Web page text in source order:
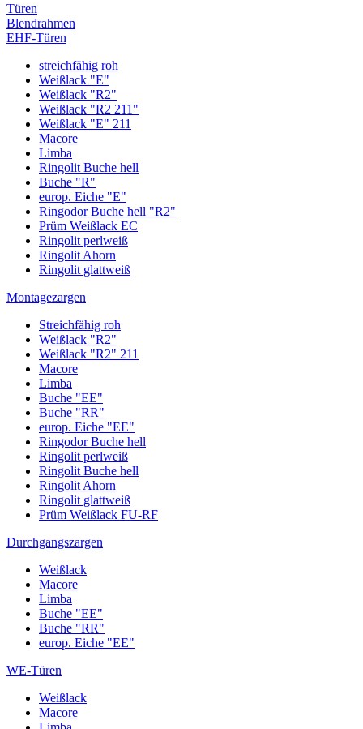
Türen
Blendrahmen
EHF-Türen
streichfähig roh
Weißlack "E"
Weißlack "R2"
Weißlack "R2 211"
Weißlack "E" 211
Macore
Limba
Ringolit Buche hell
Buche "R"
europ. Eiche "E"
Ringodor Buche hell "R2"
Prüm Weißlack EC
Ringolit perlweiß
Ringolit Ahorn
Ringolit glattweiß
Montagezargen
Streichfähig roh
Weißlack "R2"
Weißlack "R2" 211
Macore
Limba
Buche "EE"
Buche "RR"
europ. Eiche "EE"
Ringodor Buche hell
Ringolit perlweiß
Ringolit Buche hell
Ringolit Ahorn
Ringolit glattweiß
Prüm Weißlack FU-RF
Durchgangszargen
Weißlack
Macore
Limba
Buche "EE"
Buche "RR"
europ. Eiche "EE"
WE-Türen
Weißlack
Macore